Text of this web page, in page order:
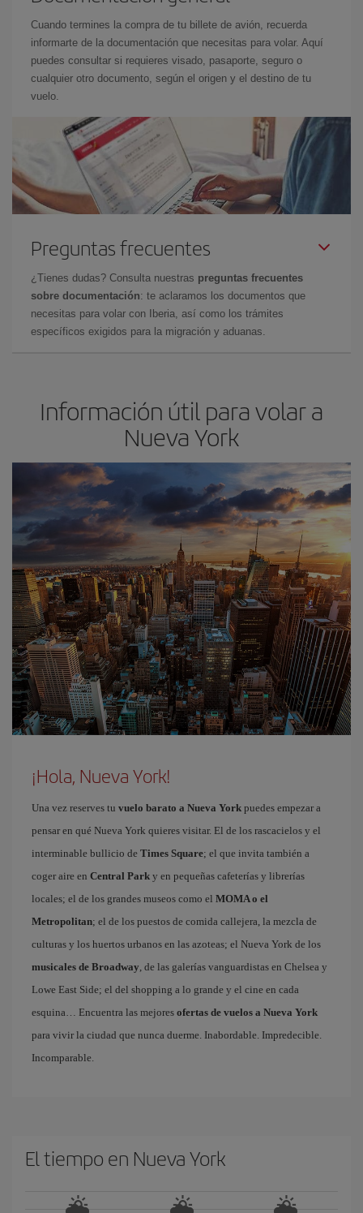
Cuando termines la compra de tu billete de avión, recuerda
informarte de la documentación que necesitas para volar. Aquí
puedes consultar si requieres visado, pasaporte, seguro o
cualquier otro documento, según el origen y el destino de tu
vuelo.
Preguntas frecuentes
¿Tienes dudas? Consulta nuestras preguntas frecuentes
sobre documentación: te aclaramos los documentos que
necesitas para volar con Iberia, así como los trámites
específicos exigidos para la migración y aduanas.
Información útil para volar a
Nueva York
¡Hola, Nueva York!
Una vez reserves tu vuelo barato a Nueva York puedes empezar a
pensar en qué Nueva York quieres visitar. El de los rascacielos y el
interminable bullicio de Times Square; el que invita también a
coger aire en Central Park y en pequeñas cafeterías y librerías
locales; el de los grandes museos como el MOMA o el
Metropolitan; el de los puestos de comida callejera, la mezcla de
culturas y los huertos urbanos en las azoteas; el Nueva York de los
musicales de Broadway, de las galerías vanguardistas en Chelsea y
Lowe East Side; el del shopping a lo grande y el cine en cada
esquina… Encuentra las mejores ofertas de vuelos a Nueva York
para vivir la ciudad que nunca duerme. Inabordable. Impredecible.
Incomparable.
El tiempo en Nueva York